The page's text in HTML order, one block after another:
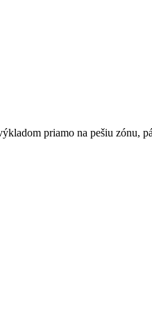
priamo na pešiu zónu,